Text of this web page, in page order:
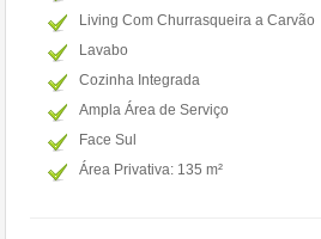
Living Com Churrasqueira a Carvão
Lavabo
Cozinha Integrada
Ampla Área de Serviço
Face Sul
Área Privativa: 135 m²